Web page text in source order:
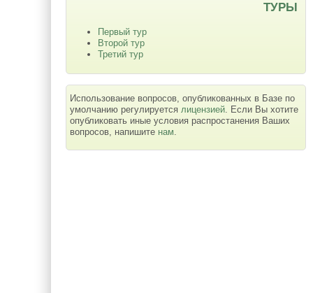
ТУРЫ
Первый тур
Второй тур
Третий тур
Использование вопросов, опубликованных в Базе по
умолчанию регулируется лицензией. Если Вы хотите
опубликовать иные условия распростанения Ваших
вопросов, напишите нам.